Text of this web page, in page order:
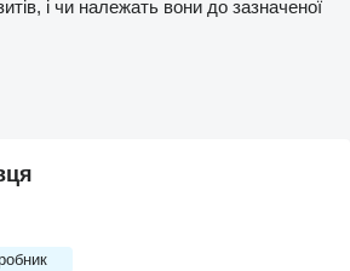
і чи належать вони до зазначеної